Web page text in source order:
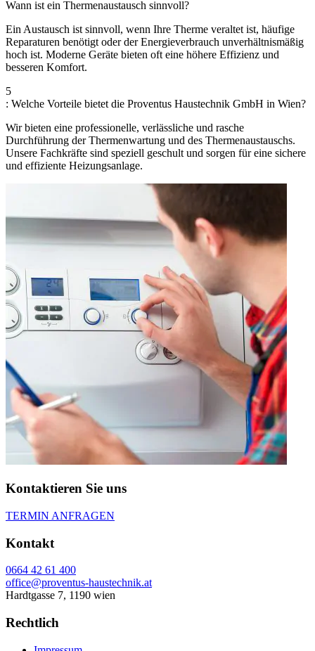
Wann ist ein Thermenaustausch sinnvoll?
Ein Austausch ist sinnvoll, wenn Ihre Therme veraltet ist, häufige
Reparaturen benötigt oder der Energieverbrauch unverhältnismäßig
hoch ist. Moderne Geräte bieten oft eine höhere Effizienz und
besseren Komfort.
5
: Welche Vorteile bietet die Proventus Haustechnik GmbH in Wien?
Wir bieten eine professionelle, verlässliche und rasche
Durchführung der Thermenwartung und des Thermenaustauschs.
Unsere Fachkräfte sind speziell geschult und sorgen für eine sichere
und effiziente Heizungsanlage.
Kontaktieren Sie uns
TERMIN ANFRAGEN
Kontakt
0664 42 61 400
office@proventus-haustechnik.at
Hardtgasse 7, 1190 wien
Rechtlich